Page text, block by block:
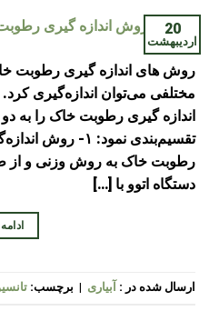
20
اردیبهشت
روش های اندازه گیری رطوبت
مختلفی می‌توان اندازه‌گیری
اندازه گیری رطوبت خاک را به
تقسیم‌بندی نمود:
رطوبت خاک به روش وزنی و از
دستگاه اتوو با […]
ادامه
ارسال شده در : آبیاری | برچسب: